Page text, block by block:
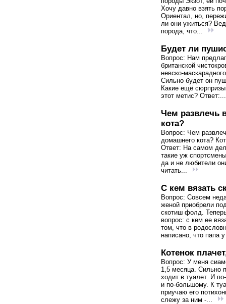
Хочу давно взять
Ориентал, но,
ли они ужиться?
порода, что...
Будет ли
Вопрос: Нам
британской
невско-
Сильно будет он
Какие ещё сюрпризы
этот метис?
Чем развлечь
кота?
Вопрос: Чем
домашнего кота?
Ответ: На самом
такие уж
да и не любители
читать...
С кем вязать
Вопрос: Совсем
женой приобрели
скотиш фолд.
вопрос: с кем ее
том, что в
написано, что папа
Котенок
Вопрос: У меня
1,5 месяца. Сильно
ходит в туалет. И
и по-большому. К
приучаю его
слежу за ним -...